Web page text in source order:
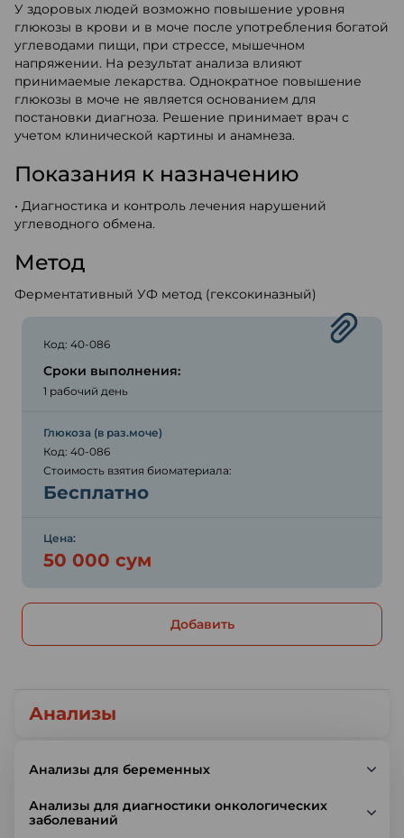
Анализы
Анализы для беременных
Анализы для диагностики онкологических
заболеваний
У здоровых людей возможно повышение уровня
глюкозы в крови и в моче после употребления богатой
углеводами пищи, при стрессе, мышечном
напряжении. На результат анализа влияют
принимаемые лекарства. Однократное повышение
глюкозы в моче не является основанием для
постановки диагноза. Решение принимает врач с
учетом клинической картины и анамнеза.
Показания к назначению
• Диагностика и контроль лечения нарушений
углеводного обмена.
Метод
Ферментативный УФ метод (гексокиназный)
Код: 40-086
Сроки выполнения:
1 рабочий день
Глюкоза (в раз.моче)
Код: 40-086
Стоимость взятия биоматериала:
Бесплатно
Цена:
50 000 сум
Добавить